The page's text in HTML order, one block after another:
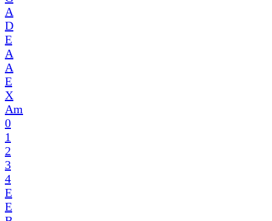
A
D
E
A
A
E
X
Am
0
1
2
3
4
E
E